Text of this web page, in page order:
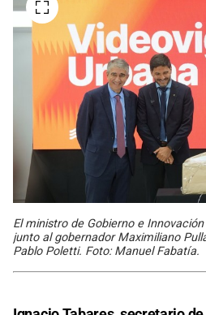
El ministro de Gobierno e
junto al gobernador Maximiliano
Pablo Poletti. Foto: Manuel Fabatía.